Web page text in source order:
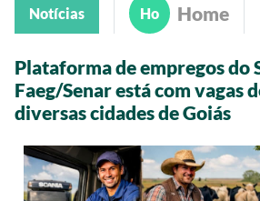
Notícias Ho Home
Plataforma de empregos do
Faeg/Senar está com vagas
diversas cidades de Goiás